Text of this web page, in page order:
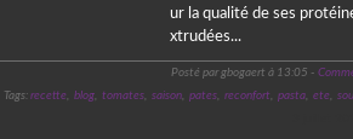
ur la qualité de ses
xtrudées...
Posté par gbogaert à 13:05 -
Tags: recette, blog, tomates, saison, pates, reconfort, pasta, ete,